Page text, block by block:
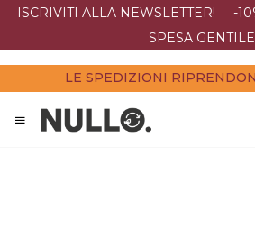
ISCRIVITI ALLA NEWSLETTER! -
SPESA GENTILE
LE SPEDIZIONI